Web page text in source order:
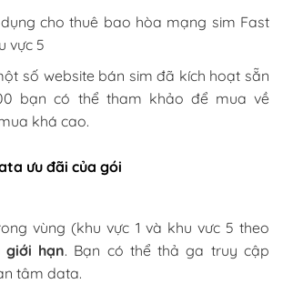
cho thuê bao hòa mạng sim Fast
vực 5
số website bán sim đã kích hoạt sẵn
bạn có thể tham khảo để mua về
khá cao.
ưu đãi của gói
vùng (khu vực 1 và khu vưc 5 theo
giới hạn. Bạn có thể thả ga truy cập
tâm data.